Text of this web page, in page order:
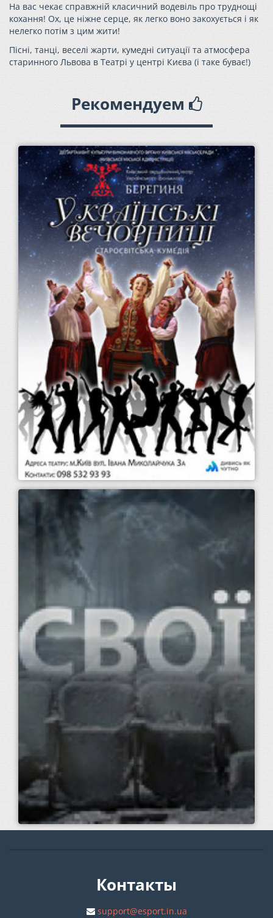
На вас чекає справжній класичний водевіль про труднощі
кохання! Ох, це ніжне серце, як легко воно закохується і як
нелегко потім з цим жити!
Пісні, танці, веселі жарти, кумедні ситуації та атмосфера
старинного Львова в Театрі у центрі Києва (і таке буває!)
Рекомендуем
Контакты
support@esport.in.ua